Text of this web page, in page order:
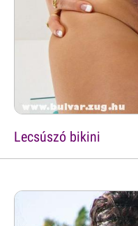
Lecsúszó bikini